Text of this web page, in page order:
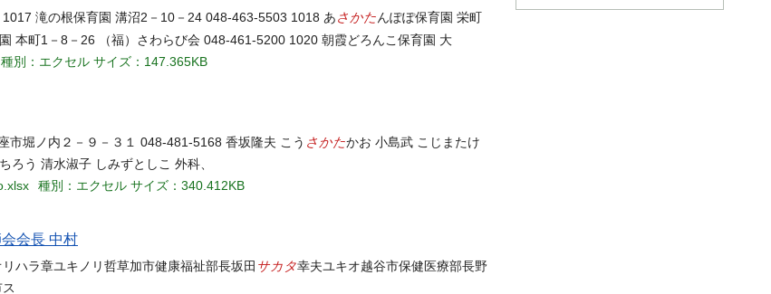
滝の根保育園 溝沼2－10－24 048-463-5503 1018 あ さかたんぽぽ保育園 栄町
本町1－8－26 （福）さわらび会 048-461-5200 1020 朝霞どろんこ保育園 大
種別：エクセル サイズ：147.365KB
堀ノ内２－９－３１ 048-481-5168 香坂隆夫 こう さかたかお 小島武 こじまたけ
ろう 清水淑子 しみずとしこ 外科、
種別：エクセル サイズ：340.412KB
会長 中村
ハラ章ユキノリ哲草加市健康福祉部長坂田 サカタ幸夫ユキオ越谷市保健医療部長野